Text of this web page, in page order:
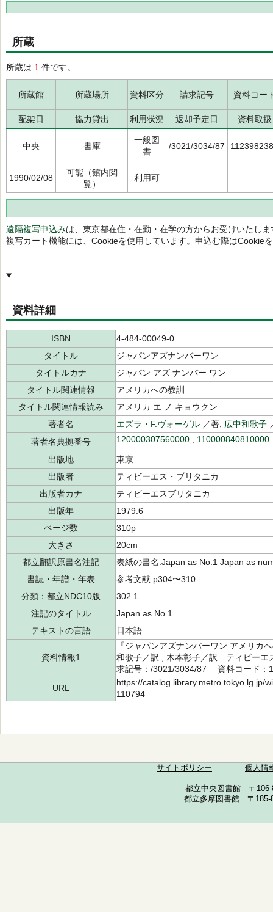
所蔵
所蔵は 1 件です。
所蔵館 所蔵場所 資料区分 請求記号 資料コー
配架日 協力貸出 利用状況 返却予定日 資料取扱
中央 書庫
一般図
書
/3021/3034/87
1990/02/08
可能（館内閲
覧）
利用可
遠隔複写申込みは、東京都在住・在勤・在学の方からお受けいたしま
複写カート機能には、Cookieを使用しています。申込む際はCookie
資料詳細
ISBN
4-484-00049-0
タイトル
ジャパンアズナンバーワン
タイトルカナ
ジャパン アズ ナンバー ワン
タイトル関連情報
アメリカへの教訓
タイトル関連情報読み
アメリカ エ ノ キョウクン
著者名
エズラ・F.ヴォーゲル ／著, 広中和歌子
著者名典拠番号
120000307560000 110000840810000
出版地
東京
出版者
ティビーエス・ブリタニカ
出版者カナ
ティビーエスブリタニカ
出版年
1979.6
ページ数
310p
大きさ
20cm
都立翻訳原書名注記
表紙の書名:Japan as No.1 Japan as
書誌・年譜・年表
参考文献:p304〜310
分類：都立NDC10版
302.1
注記のタイトル
Japan as No 1
テキストの言語
日本語
資料情報1
『ジャパンアズナンバーワン アメリ
和歌子／訳 , 木本彰子／訳 ティビー
求記号：/3021/3034/87 資料コード：
URL
https://catalog.library.metro.tokyo.lg.jp/
110794
サイトポリシー 個人情
都立中央図書館 〒
都立多摩図書館 〒185-